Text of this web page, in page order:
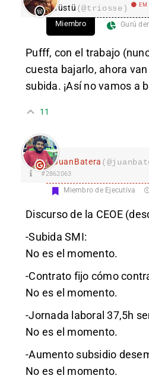
Tüstü (@triosse)
Miembro Gurú
Pufff, con el trabajo
cuesta bajarlo, ahora
subida. ¡Así no vamos a
11
JuanBatera
#2862063
Miembro de Ejecutiva
Discurso de la CEOE
-Subida SMI:
No es el momento.
-Contrato fijo cómo
No es el momento.
-Jornada laboral 37,5h
No es el momento.
-Aumento subsidio
No es el momento.